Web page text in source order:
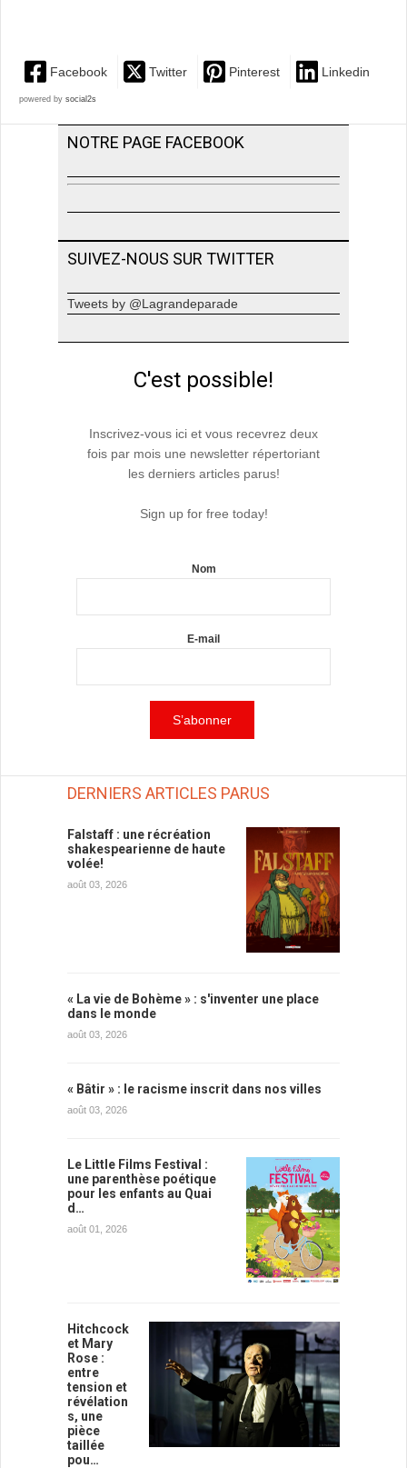
Facebook Twitter Pinterest Linkedin
powered by social2s
NOTRE PAGE FACEBOOK
SUIVEZ-NOUS SUR TWITTER
Tweets by @Lagrandeparade
C'est possible!
Inscrivez-vous ici et vous recevrez deux
fois par mois une newsletter répertoriant
les derniers articles parus!
Sign up for free today!
Nom
E-mail
DERNIERS ARTICLES PARUS
Falstaff : une récréation
shakespearienne de haute
volée!
août 03, 2026
« La vie de Bohème » : s'inventer une place
dans le monde
août 03, 2026
« Bâtir » : le racisme inscrit dans nos villes
août 03, 2026
Le Little Films Festival :
une parenthèse poétique
pour les enfants au Quai
d…
août 01, 2026
Hitchcock
et Mary
Rose :
entre
tension et
révélation
s, une
pièce
taillée
pou…